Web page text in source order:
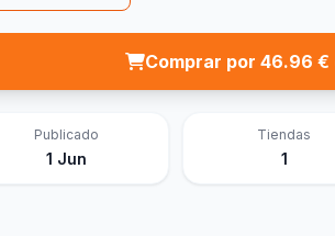
Comprar por 46.96 €
Publicado
1 Jun
Tiendas
1